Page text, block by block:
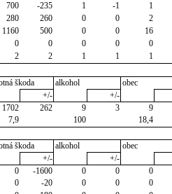
700 -235 1 -1 1
280 260 0 0 2
1160 500 0 0 16
0 0 0 0 0
2 2 1 1 1
škoda alkohol
obec
+/- +/-
1702 262 9 3 9
7,9 100 18,4
škoda alkohol
obec
+/- +/-
0 -1600 0 0 0
0 -20 0 0 0